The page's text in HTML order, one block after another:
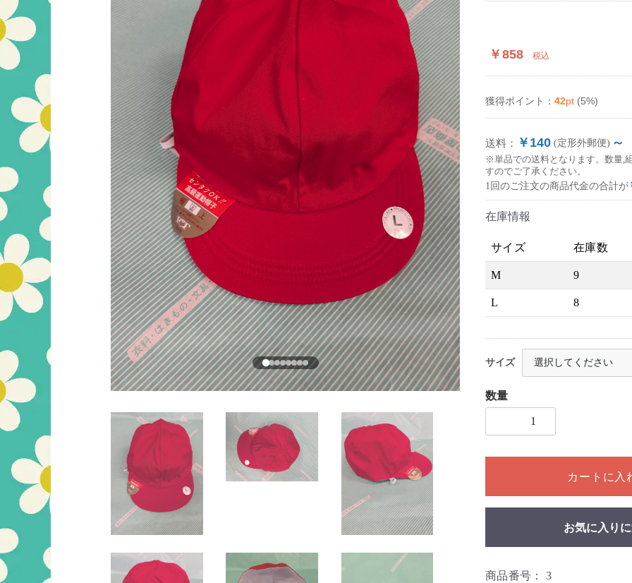
￥858 税込
獲得ポイント： 42pt (5%)
送料： ￥140 (定形外郵便) ～
※単品での送料となります。数量,
すのでご了承ください。
1回のご注文の商品代金の合計が
在庫情報
サイズ 在庫数
M 9
L 8
サイズ
数量
1個以上の数量を入力してく
カートに入
お気に入り
商品番号： 3